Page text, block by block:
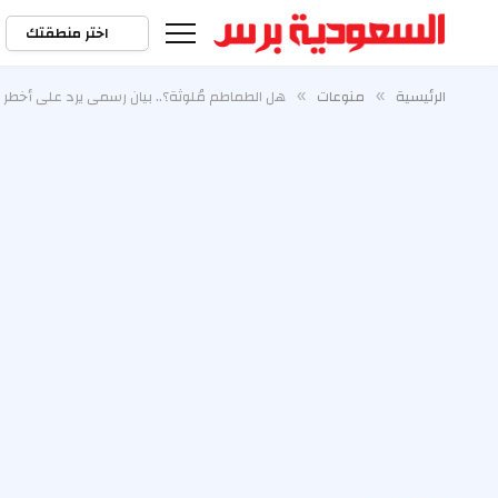
اختر منطقتك
الرئيسية » منوعات » هل الطماطم مُلوثة؟.. بيان رسمي يرد على أخطر